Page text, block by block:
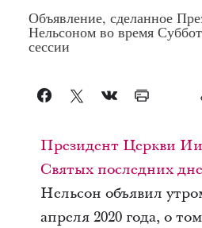
Объявление, сделанное
Нельсоном во время
сессии
Президент Церкви
Святых последних
Нельсон объявил
апреля 2020 года, о